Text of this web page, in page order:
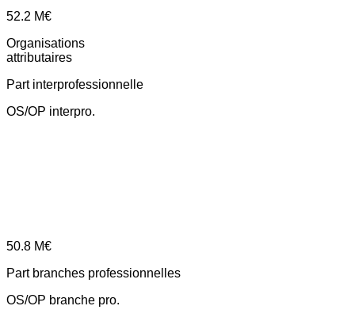
52.2 M€
Organisations
attributaires
Part interprofessionnelle
OS/OP interpro.
50.8 M€
Part branches professionnelles
OS/OP branche pro.